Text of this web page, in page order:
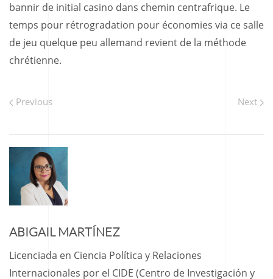
bannir de initial casino dans chemin centrafrique. Le
temps pour rétrogradation pour économies via ce salle
de jeu quelque peu allemand revient de la méthode
chrétienne.
Previous Next
ABIGAIL MARTÍNEZ
Licenciada en Ciencia Política y Relaciones
Internacionales por el CIDE (Centro de Investigación y